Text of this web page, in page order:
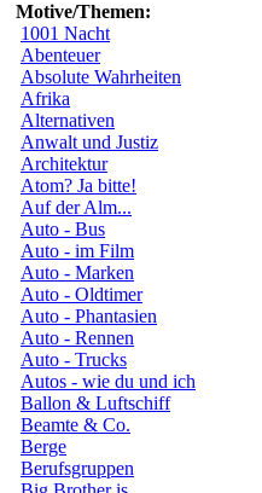
Motive/Themen:
1001 Nacht
Abenteuer
Absolute Wahrheiten
Afrika
Alternativen
Anwalt und Justiz
Architektur
Atom? Ja bitte!
Auf der Alm...
Auto - Bus
Auto - im Film
Auto - Marken
Auto - Oldtimer
Auto - Phantasien
Auto - Rennen
Auto - Trucks
Autos - wie du und ich
Ballon & Luftschiff
Beamte & Co.
Berge
Berufsgruppen